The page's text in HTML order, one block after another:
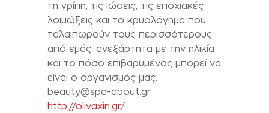
τη γρίπη, τις ιώσεις, τις εποχιακές
λοιμώξεις και το κρυολόγημα που
ταλαιπωρούν τους περισσότερους
από εμάς, ανεξάρτητα με την ηλικία
και το πόσο επιβαρυμένος μπορεί να
είναι ο οργανισμός μας.
beauty@spa-about.gr
http://olivaxin.gr/